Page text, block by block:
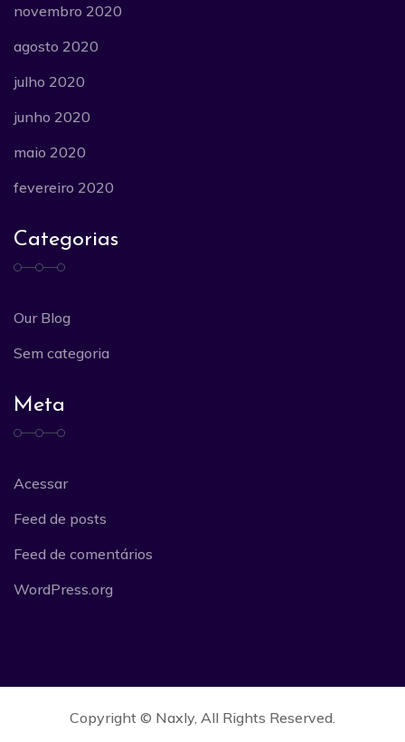
novembro 2020
agosto 2020
julho 2020
junho 2020
maio 2020
fevereiro 2020
Categorias
Our Blog
Sem categoria
Meta
Acessar
Feed de posts
Feed de comentários
WordPress.org
Copyright © Naxly, All Rights Reserved.